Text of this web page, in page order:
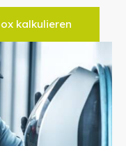
kalkulieren